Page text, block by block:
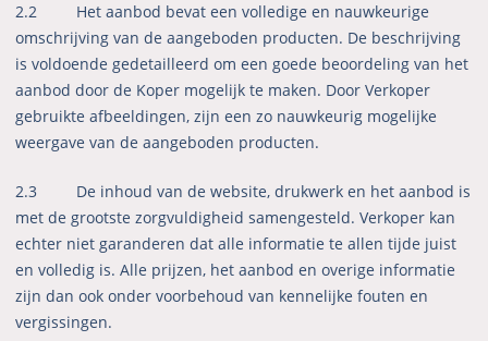
2.2 Het aanbod bevat een volledige en nauwkeurige
omschrijving van de aangeboden producten. De beschrijving
is voldoende gedetailleerd om een goede beoordeling van het
aanbod door de Koper mogelijk te maken. Door Verkoper
gebruikte afbeeldingen, zijn een zo nauwkeurig mogelijke
weergave van de aangeboden producten.
2.3 De inhoud van de website, drukwerk en het aanbod is
met de grootste zorgvuldigheid samengesteld. Verkoper kan
echter niet garanderen dat alle informatie te allen tijde juist
en volledig is. Alle prijzen, het aanbod en overige informatie
zijn dan ook onder voorbehoud van kennelijke fouten en
vergissingen.